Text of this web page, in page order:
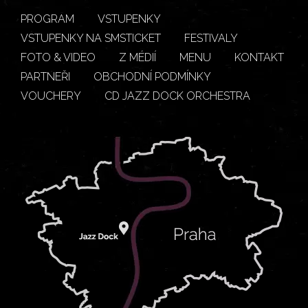
PROGRAM
VSTUPENKY
VSTUPENKY NA SMSTICKET
FESTIVALY
FOTO & VIDEO
Z MÉDIÍ MENU
KONTAKT
PARTNEŘI
OBCHODNÍ PODMÍNKY
VOUCHERY
CD JAZZ DOCK ORCHESTRA